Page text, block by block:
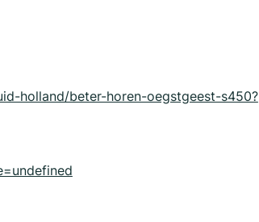
holland/beter-horen-oegstgeest-s450?